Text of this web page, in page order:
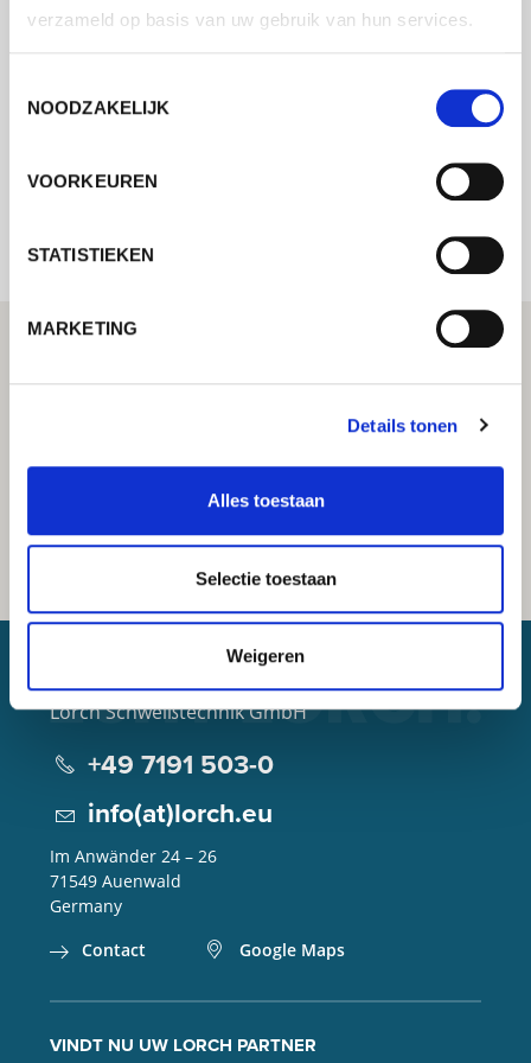
verzameld op basis van uw gebruik van hun services.
NOODZAKELIJK
VOORKEUREN
STATISTIEKEN
MARKETING
Details tonen
Alles toestaan
Selectie toestaan
Weigeren
Neem contact met ons op via ons online
formulier en wij nemen zo spoedig
available
Lorch Schweißtechnik GmbH
+49 7191 503-0
info(at)lorch.eu
Im Anwänder 24 – 26
71549 Auenwald
Germany
Contact
Google Maps
VINDT NU UW LORCH PARTNER